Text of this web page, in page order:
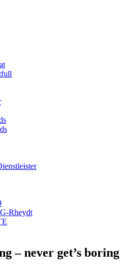
Rheydt
– never get’s boring